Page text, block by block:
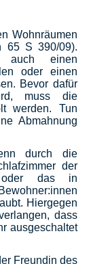
Wohnräumen
65 S 390/09).
auch einen
oder einen
Bevor dafür
muss die
werden. Tun
Abmahnung
durch die
der
oder das in
Hiergegen
dass
ausgeschaltet
Freundin des